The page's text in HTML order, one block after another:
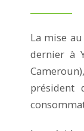
La mise
dernier à
président